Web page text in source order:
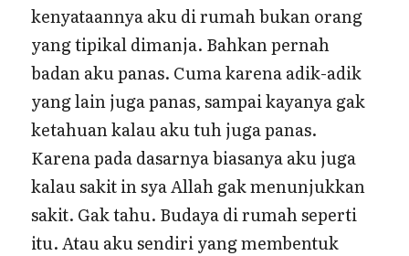
kenyataannya aku di rumah bukan orang
yang tipikal dimanja. Bahkan pernah
badan aku panas. Cuma karena adik-adik
yang lain juga panas, sampai kayanya gak
ketahuan kalau aku tuh juga panas.
Karena pada dasarnya biasanya aku juga
kalau sakit in sya Allah gak menunjukkan
sakit. Gak tahu. Budaya di rumah seperti
itu. Atau aku sendiri yang membentuk